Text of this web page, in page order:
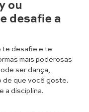
ou
desafie a
te desafie e te
mais poderosas
ser dança,
de que você goste.
a disciplina.